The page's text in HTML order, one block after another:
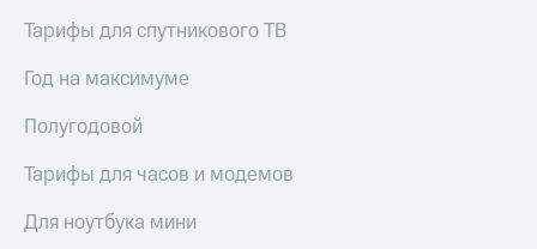
Тарифы для спутникового ТВ
Год на максимуме
Полугодовой
Тарифы для часов и модемов
Для ноутбука мини